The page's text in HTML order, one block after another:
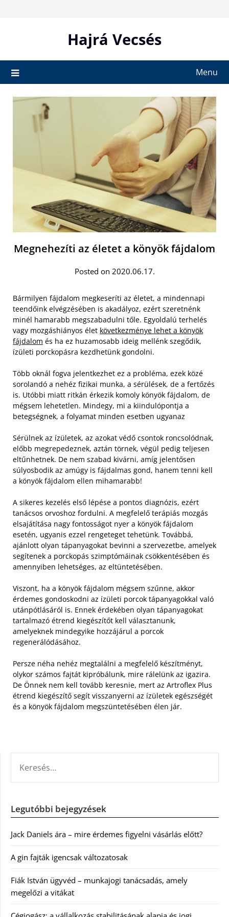
Hajrá Vecsés
Menu
Megnehezíti az életet a könyök fájdalom
Posted on 2020.06.17.
Bármilyen fájdalom megkeseríti az életet, a mindennapi
teendőink elvégzésében is akadályoz, ezért szeretnénk
minél hamarabb megszabadulni tőle. Egyoldalú terhelés
vagy mozgáshiányos élet következménye lehet a könyök
fájdalom és ha ez huzamosabb ideig mellénk szegődik,
ízületi porckopásra kezdhetünk gondolni.
Több oknál fogva jelentkezhet ez a probléma, ezek közé
sorolandó a nehéz fizikai munka, a sérülések, de a fertőzés
is. Utóbbi miatt ritkán érkezik komoly könyök fájdalom, de
mégsem lehetetlen. Mindegy, mi a kiindulópontja a
betegségnek, a folyamat minden esetben ugyanaz
Sérülnek az ízületek, az azokat védő csontok roncsolódnak,
előbb megrepedeznek, aztán törnek, végül pedig teljesen
eltűnhetnek. De nem szabad kivárni, amíg jelentősen
súlyosbodik az amúgy is fájdalmas gond, hanem tenni kell
a könyök fájdalom ellen mihamarabb!
A sikeres kezelés első lépése a pontos diagnózis, ezért
tanácsos orvoshoz fordulni. A megfelelő terápiás mozgás
elsajátítása nagy fontosságot nyer a könyök fájdalom
esetén, ugyanis ezzel rengeteget tehetünk. Továbbá,
ajánlott olyan tápanyagokat bevinni a szervezetbe, amelyek
segítenek a porckopás szimptómáinak csökkentésében és
amennyiben lehetséges, az eltüntetésében.
Viszont, ha a könyök fájdalom mégsem szűnne, akkor
érdemes gondoskodni az ízületi porcok tápanyagokkal való
utánpótlásáról is. Ennek érdekében olyan tápanyagokat
tartalmazó étrend kiegészítőt kell választanunk,
amelyeknek mindegyike hozzájárul a porcok
regenerálódásához.
Persze néha nehéz megtalálni a megfelelő készítményt,
olykor számos fajtát kipróbálunk, mire rálelünk az igazira.
De Önnek nem kell tovább keresnie, mert az Artroflex Plus
étrend kiegészítő segít visszanyerni az ízületek egészségét
és a könyök fájdalom megszüntetésében élen jár.
Legutóbbi bejegyzések
Jack Daniels ára – mire érdemes figyelni vásárlás előtt?
A gin fajták igencsak változatosak
Fiák István ügyvéd – munkajogi tanácsadás, amely
megelőzi a vitákat